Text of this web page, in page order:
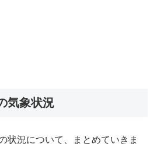
気象状況
状況について、まとめていきま